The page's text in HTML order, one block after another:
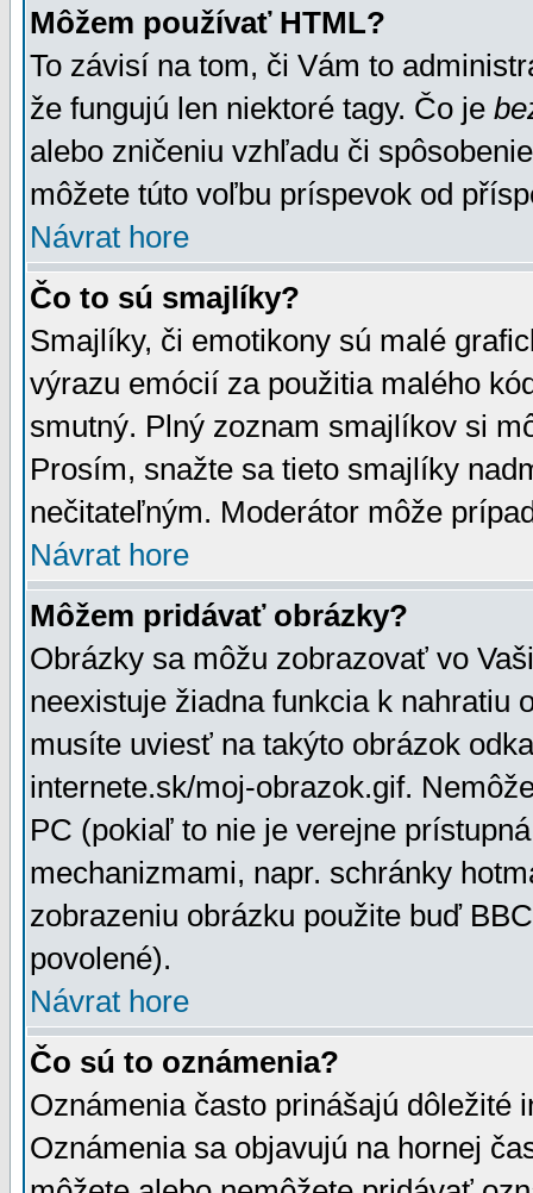
Môžem používať HTML?
To závisí na tom, či Vám to
že fungujú len niektoré tagy. Čo je
alebo zničeniu vzhľadu či
môžete túto voľbu príspevok od
Návrat hore
Čo to sú smajlíky?
Smajlíky, či emotikony sú malé
výrazu emócií za použitia malého
smutný. Plný zoznam smajlíkov si
Prosím, snažte sa tieto smajlíky
nečitateľným. Moderátor môže
Návrat hore
Môžem pridávať obrázky?
Obrázky sa môžu zobrazovať vo
neexistuje žiadna funkcia k nahratiu
musíte uviesť na takýto obrázok
internete.sk/moj-obrazok.gif.
PC (pokiaľ to nie je verejne
mechanizmami, napr. schránky
zobrazeniu obrázku použite buď
povolené).
Návrat hore
Čo sú to oznámenia?
Oznámenia často prinášajú dôležité
Oznámenia sa objavujú na hornej